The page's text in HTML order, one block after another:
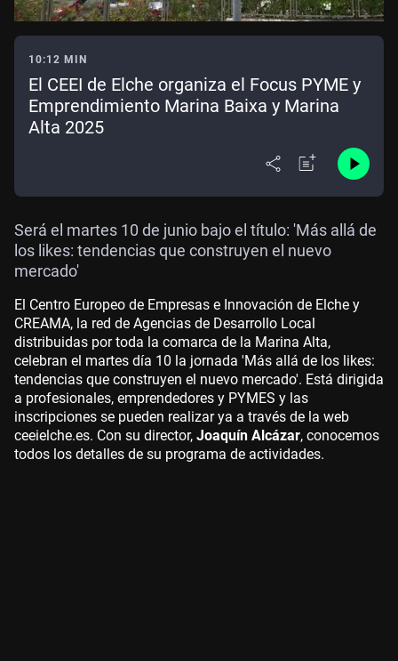
10:12 MIN
El CEEI de Elche organiza el Focus PYME y
Emprendimiento Marina Baixa y Marina
Alta 2025
Será el martes 10 de junio bajo el título: 'Más allá de
los likes: tendencias que construyen el nuevo
mercado'
El Centro Europeo de Empresas e Innovación de Elche y
CREAMA, la red de Agencias de Desarrollo Local
distribuidas por toda la comarca de la Marina Alta,
celebran el martes día 10 la jornada 'Más allá de los likes:
tendencias que construyen el nuevo mercado'. Está dirigida
a profesionales, emprendedores y PYMES y las
inscripciones se pueden realizar ya a través de la web
ceeielche.es. Con su director, Joaquín Alcázar, conocemos
todos los detalles de su programa de actividades.